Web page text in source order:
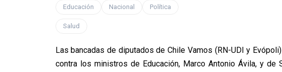
Educación Nacional Política
Salud
Las bancadas de diputados de Chile Vamos (RN-UDI y
contra los ministros de Educación, Marco Antonio Ávila, y de